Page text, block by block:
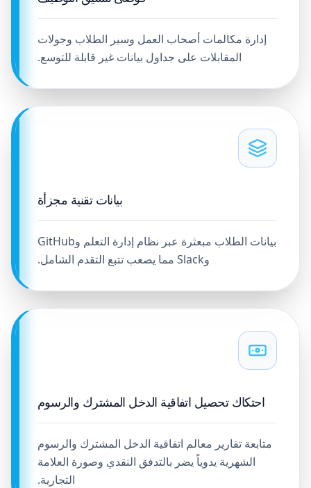
إدارة مكالمات أصحاب العمل وسير الطلاب وجولات
المقابلات على جداول بيانات غير قابلة للتوسع.
بيانات تقنية مجزأة
بيانات الطلاب مبعثرة عبر نظام إدارة التعلم وGitHub
وSlack مما يصعب تتبع التقدم الشامل.
احتكاك تحصيل اتفاقية الدخل المشترك والرسوم
متابعة تقارير معالم اتفاقية الدخل المشترك والرسوم
الشهرية يدوياً يضر بالتدفق النقدي وصورة العلامة
التجارية.